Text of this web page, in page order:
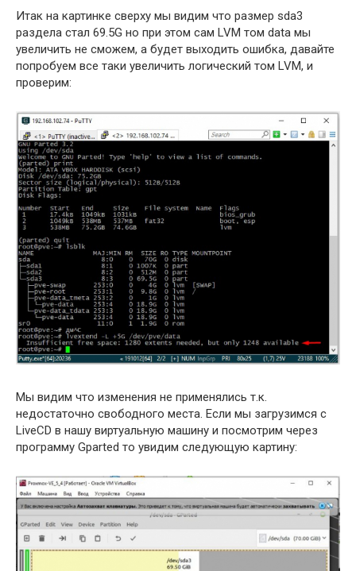
Итак на картинке сверху мы видим что размер sda3
раздела стал 69.5G но при этом сам LVM том data мы
увеличить не сможем, а будет выходить ошибка, давайте
попробуем все таки увеличить логический том LVM, и
проверим:
Мы видим что изменения не применялись т.к.
недостаточно свободного места. Если мы загрузимся с
LiveCD в нашу виртуальную машину и посмотрим через
программу Gparted то увидим следующую картину: